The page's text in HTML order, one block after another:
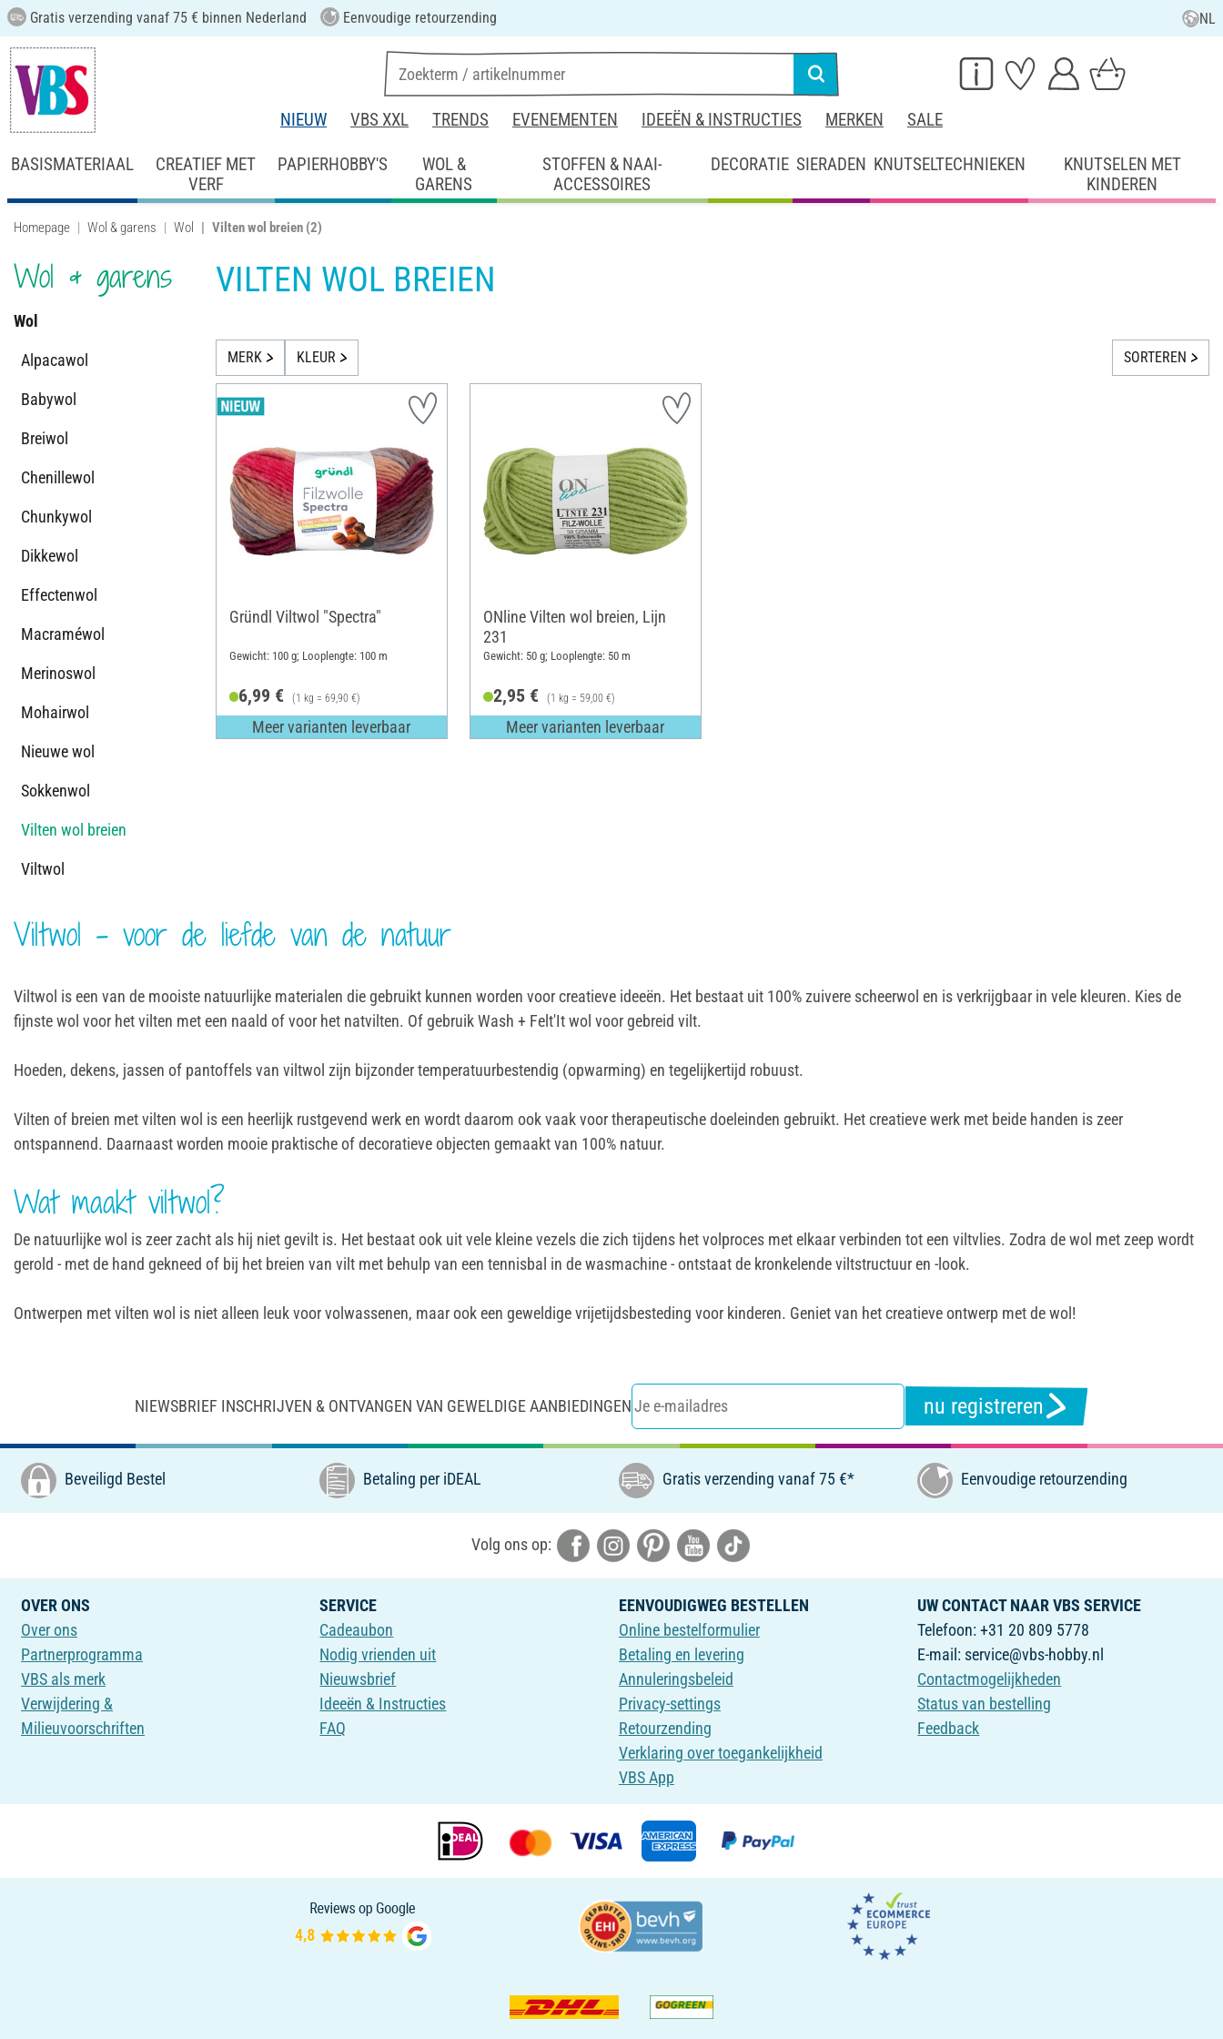
Gratis verzending vanaf 75 € binnen Nederland Eenvoudige retourzending NL
NIEUW VBS XXL TRENDS EVENEMENTEN IDEEËN & INSTRUCTIES MERKEN SALE
BASISMATERIAAL
CREATIEF MET
VERF
PAPIERHOBBY'S
WOL &
GARENS
STOFFEN & NAAI-
ACCESSOIRES
DECORATIE SIERADEN KNUTSELTECHNIEKEN
KNUTSELEN MET
KINDEREN
Homepage Wol & garens Wol Vilten wol breien (2)
Wol & garens
Wol
Alpacawol
Babywol
Breiwol
Chenillewol
Chunkywol
Dikkewol
Effectenwol
Macraméwol
Merinoswol
Mohairwol
Nieuwe wol
Sokkenwol
Vilten wol breien
Viltwol
VILTEN WOL BREIEN
MERK KLEUR SORTEREN
Gründl Viltwol "Spectra"
Gewicht: 100 g; Looplengte: 100 m
6,99 € (1 kg = 69,90 €)
Meer varianten leverbaar
ONline Vilten wol breien, Lijn
231
Gewicht: 50 g; Looplengte: 50 m
2,95 € (1 kg = 59,00 €)
Meer varianten leverbaar
Viltwol - voor de liefde van de natuur
Viltwol is een van de mooiste natuurlijke materialen die gebruikt kunnen worden voor creatieve ideeën. Het bestaat uit 100% zuivere scheerwol en is verkrijgbaar in vele kleuren. Kies de
fijnste wol voor het vilten met een naald of voor het natvilten. Of gebruik Wash + Felt'It wol voor gebreid vilt.
Hoeden, dekens, jassen of pantoffels van viltwol zijn bijzonder temperatuurbestendig (opwarming) en tegelijkertijd robuust.
Vilten of breien met vilten wol is een heerlijk rustgevend werk en wordt daarom ook vaak voor therapeutische doeleinden gebruikt. Het creatieve werk met beide handen is zeer
ontspannend. Daarnaast worden mooie praktische of decoratieve objecten gemaakt van 100% natuur.
Wat maakt viltwol?
De natuurlijke wol is zeer zacht als hij niet gevilt is. Het bestaat ook uit vele kleine vezels die zich tijdens het volproces met elkaar verbinden tot een viltvlies. Zodra de wol met zeep wordt
gerold - met de hand gekneed of bij het breien van vilt met behulp van een tennisbal in de wasmachine - ontstaat de kronkelende viltstructuur en -look.
Ontwerpen met vilten wol is niet alleen leuk voor volwassenen, maar ook een geweldige vrijetijdsbesteding voor kinderen. Geniet van het creatieve ontwerp met de wol!
NIEWSBRIEF INSCHRIJVEN & ONTVANGEN VAN GEWELDIGE AANBIEDINGEN nu registreren
Beveiligd Bestel Betaling per iDEAL Gratis verzending vanaf 75 €* Eenvoudige retourzending
Volg ons op:
OVER ONS
Over ons
Partnerprogramma
VBS als merk
Verwijdering &
Milieuvoorschriften
SERVICE
Cadeaubon
Nodig vrienden uit
Nieuwsbrief
Ideeën & Instructies
FAQ
EENVOUDIGWEG BESTELLEN
Online bestelformulier
Betaling en levering
Annuleringsbeleid
Privacy-settings
Retourzending
Verklaring over toegankelijkheid
VBS App
UW CONTACT NAAR VBS SERVICE
Telefoon: +31 20 809 5778
E-mail: service@vbs-hobby.nl
Contactmogelijkheden
Status van bestelling
Feedback